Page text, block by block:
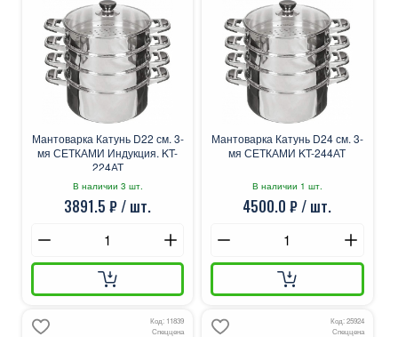
Мантоварка Катунь D22 см. 3-
мя СЕТКАМИ Индукция. KT-
224АТ
В наличии 3 шт.
3891.5 ₽ / шт.
Мантоварка Катунь D24 см. 3-
мя СЕТКАМИ KT-244АТ
В наличии 1 шт.
4500.0 ₽ / шт.
Код: 11839
Спеццена
Код: 25924
Спеццена